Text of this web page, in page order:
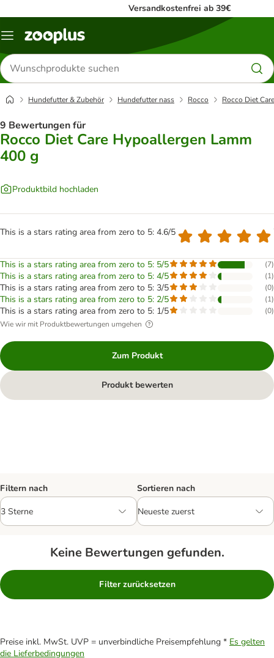
Versandkostenfrei ab 39€
Menü
Produkte
suchen
Hundefutter & Zubehör Hundefutter nass Rocco Rocco Diet
9 Bewertungen für
Rocco Diet Care Hypoallergen Lamm
400 g
Produktbild hochladen
This is a stars rating area from zero to 5: 4.6/5
This is a stars rating area from zero to 5: 5/5 (7)
This is a stars rating area from zero to 5: 4/5 (1)
This is a stars rating area from zero to 5: 3/5 (0)
This is a stars rating area from zero to 5: 2/5 (1)
This is a stars rating area from zero to 5: 1/5 (0)
Wie wir mit Produktbewertungen umgehen
Zum Produkt
Produkt bewerten
Filtern nach Sortieren nach
Keine Bewertungen gefunden.
Filter zurücksetzen
Preise inkl. MwSt. UVP = unverbindliche Preisempfehlung * Es gelten
die Lieferbedingungen